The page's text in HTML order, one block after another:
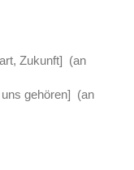
Zukunft] (an
gehören] (an